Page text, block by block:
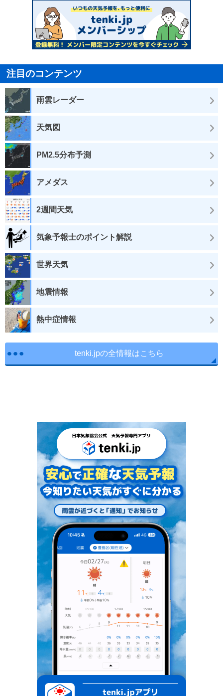
注目のコンテンツ
雨雲レーダー
天気図
PM2.5分布予測
アメダス
2週間天気
気象予報士のポイント解説
世界天気
地震情報
熱中症情報
tenki.jpの全情報はこちら